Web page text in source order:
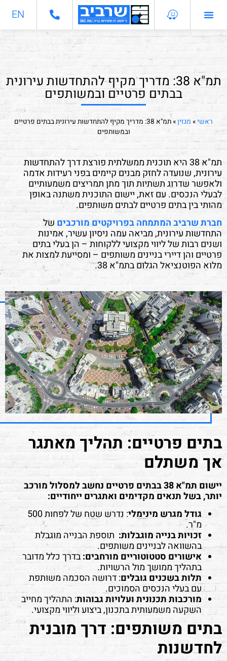
EN
תמ"א 38: מדריך מקיף להתחדשות עירונית
בבתים פרטיים ובמשותפים
ראשי»מגזין»
תמ"א 38: מדריך מקיף להתחדשות עירונית בבתים פרטיים
ובמשותפים
תמ"א 38 היא תוכנית ממשלתית פורצת דרך להתחדשות
עירונית, שנועדה לחזק מבנים קיימים בפני רעידות אדמה
ולאפשר שדרוג תשתיות תוך מתן תמריצים משמעותיים
לבעלי הנכסים. עם זאת, יישום התוכנית משתנה באופן
מהותי בין בתים פרטיים לבתים משותפים.
חברת שרביב המתמחה בפרויקטים מורכביםשל
התחדשות עירונית, מביאה עמה ניסיון עשיר, אמינות
ושנים רבות של ליווי מקצועי ללקוחות – הן בעלי בתים
פרטיים והן דיירי בניינים משותפים – ומסייעת למצות את
מלוא הפוטנציאל הגלום בתמ"א 38.
בתים פרטיים: תהליך מאתגר
אך משתלם
יישום תמ"א 38 בבתים פרטיים נחשב למסלול מורכב
יותר, בשל תנאים מקדימים ואתגרים ייחודיים:
גודל מגרש מינימלי
: נדרש שטח של לפחות 500
מ"ר.
זכויות בנייה מוגבלות:תוספת הבנייה מוגבלת
בהשוואה לבניינים משותפים.
אישורים סטטוטוריים מורחבים:בדרך כלל מדובר
בתהליך ממושך מול הרשויות.
תלות בשכנים גובלים: דרושה הסכמה משותפת
עם בעלי הנכסים הסמוכים.
מורכבות תכנונית ועלויות גבוהות: התהליך מחייב
השקעה משמעותית בתכנון, ביצוע וליווי מקצועי.
בתים משותפים: דרך מובנית
לחדשנות